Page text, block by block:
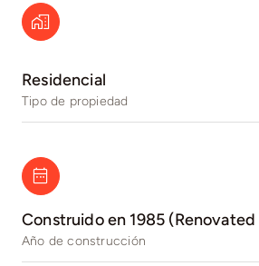
Residencial
Tipo de propiedad
Construido en 1985
Año de construcción